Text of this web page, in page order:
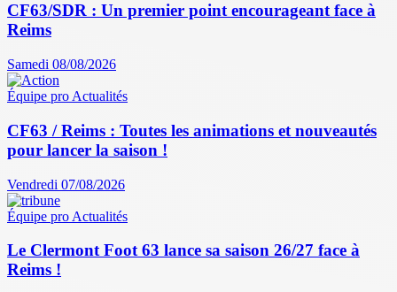
CF63/SDR : Un premier point encourageant face à
Reims
Samedi 08/08/2026
Équipe pro Actualités
CF63 / Reims : Toutes les animations et nouveautés
pour lancer la saison !
Vendredi 07/08/2026
Équipe pro Actualités
Le Clermont Foot 63 lance sa saison 26/27 face à
Reims !